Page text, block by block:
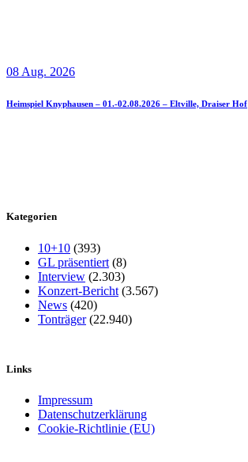
08 Aug. 2026
Heimspiel Knyphausen – 01.-02.08.2026 – Eltville, Draiser Hof
Kategorien
10+10 (393)
GL präsentiert (8)
Interview (2.303)
Konzert-Bericht (3.567)
News (420)
Tonträger(22.940)
Links
Impressum
Datenschutzerklärung
Cookie-Richtlinie (EU)